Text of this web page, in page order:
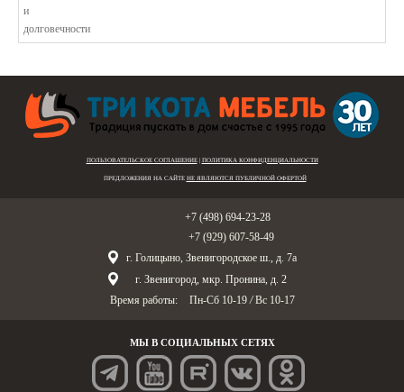
ПОЛЬЗОВАТЕЛЬСКОЕ СОГЛАШЕНИЕ| ПОЛИТИКА КОНФИДЕНЦИАЛЬНОСТИ
ПРЕДЛОЖЕНИЯ НА САЙТЕ НЕ ЯВЛЯЮТСЯ ПУБЛИЧНОЙ ОФЕРТОЙ
+7 (498) 694-23-28
+7 (929) 607-58-49
г. Голицыно, Звенигородское ш., д. 7а
г. Звенигород, мкр. Пронина, д. 2
Время работы:
Пн-Сб 10-19 / Вс 10-17
МЫ В СОЦИАЛЬНЫХ СЕТЯХ